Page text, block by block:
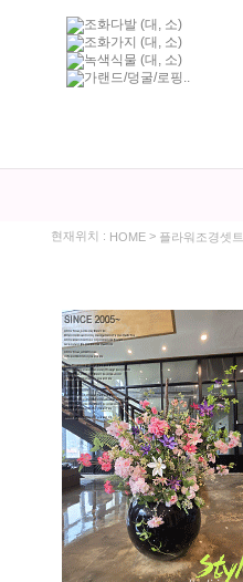
현재위치 : HOME > 플라워조경셋트